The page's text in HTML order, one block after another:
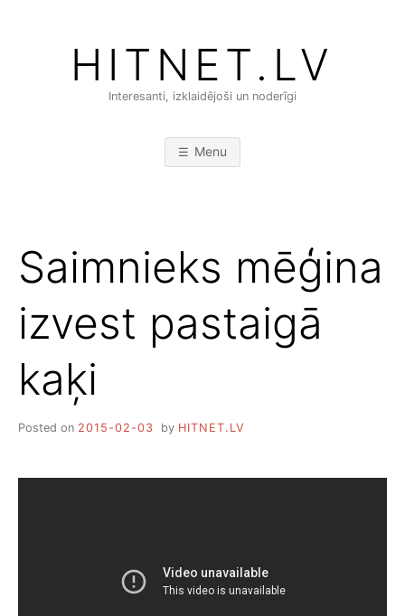
HITNET.LV
Interesanti, izklaidējoši un noderīgi
Menu
Saimnieks mēģina
izvest pastaigā
kaķi
Posted on 2015-02-03 by HITNET.LV